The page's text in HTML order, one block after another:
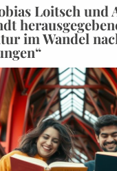
Loitsch und
im Wandel